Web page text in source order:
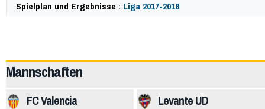
Spielplan und Ergebnisse : Liga 2017-2018
Mannschaften
Levante UD
FC Valencia